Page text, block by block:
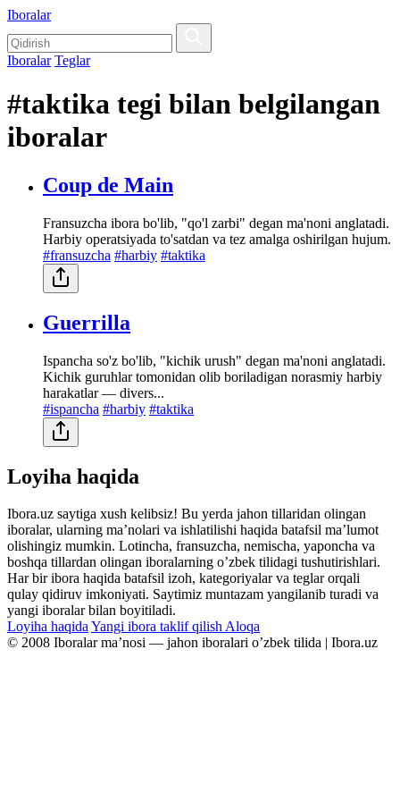
Iboralar
Iboralar Teglar
#taktika tegi bilan belgilangan
iboralar
Coup de Main
Fransuzcha ibora bo'lib, "qo'l zarbi" degan ma'noni anglatadi.
Harbiy operatsiyada to'satdan va tez amalga oshirilgan hujum.
#fransuzcha #harbiy #taktika
Guerrilla
Ispancha so'z bo'lib, "kichik urush" degan ma'noni anglatadi.
Kichik guruhlar tomonidan olib boriladigan norasmiy harbiy
harakatlar — divers...
#ispancha #harbiy #taktika
Loyiha haqida
Ibora.uz saytiga xush kelibsiz! Bu yerda jahon tillaridan olingan
iboralar, ularning maʼnolari va ishlatilishi haqida batafsil maʼlumot
olishingiz mumkin. Lotincha, fransuzcha, nemischa, yaponcha va
boshqa tillardan olingan iboralarning oʼzbek tilidagi tushutirishlari.
Har bir ibora haqida batafsil izoh, kategoriyalar va teglar orqali
qulay qidiruv imkoniyati. Saytimiz muntazam yangilanib turadi va
yangi iboralar bilan boyitiladi.
Loyiha haqidaYangi ibora taklif qilishAloqa
© 2008 Iboralar maʼnosi — jahon iboralari oʼzbek tilida | Ibora.uz